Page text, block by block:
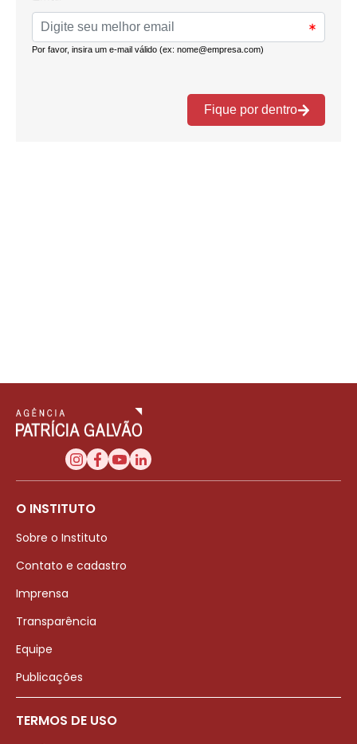
O INSTITUTO
Sobre o Instituto
Contato e cadastro
Imprensa
Transparência
Equipe
Publicações
TERMOS DE USO